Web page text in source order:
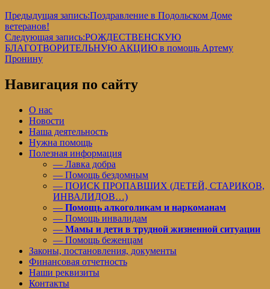
Предыдущая запись:Поздравление в Подольском Доме
ветеранов!
Следующая запись:РОЖДЕСТВЕНСКУЮ
БЛАГОТВОРИТЕЛЬНУЮ АКЦИЮ в помощь Артему
Пронину
Навигация по сайту
О нас
Новости
Наша деятельность
Нужна помощь
Полезная информация
— Лавка добра
— Помощь бездомным
— ПОИСК ПРОПАВШИХ (ДЕТЕЙ, СТАРИКОВ,
ИНВАЛИДОВ…)
— Помощь алкоголикам и наркоманам
— Помощь инвалидам
— Мамы и дети в трудной жизненной ситуации
— Помощь беженцам
Законы, постановления, документы
Финансовая отчетность
Наши реквизиты
Контакты